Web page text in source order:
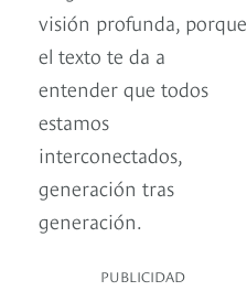
visión profunda, porque
el texto te da a
entender que todos
estamos
interconectados,
generación tras
generación.
PUBLICIDAD